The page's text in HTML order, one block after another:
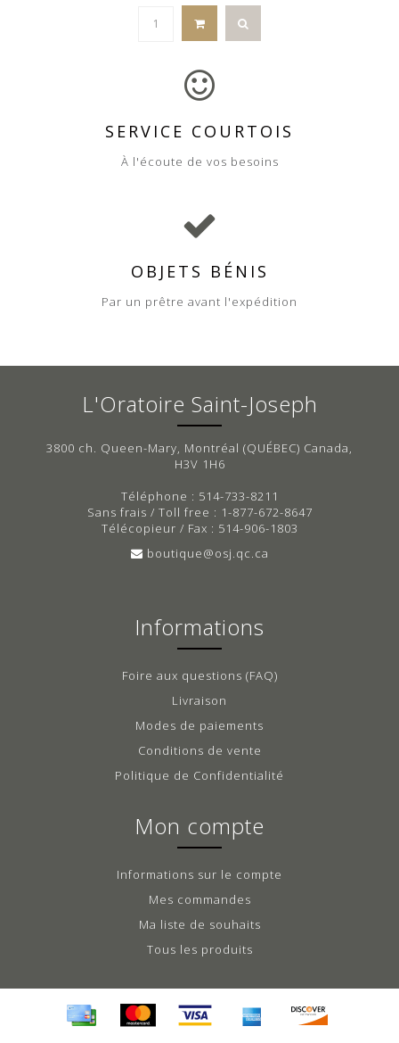
SERVICE COURTOIS
À l'écoute de vos besoins
OBJETS BÉNIS
Par un prêtre avant l'expédition
L'Oratoire Saint-Joseph
3800 ch. Queen-Mary, Montréal (QUÉBEC) Canada,
H3V 1H6
Téléphone : 514-733-8211
Sans frais / Toll free : 1-877-672-8647
Télécopieur / Fax : 514-906-1803
boutique@osj.qc.ca
Informations
Foire aux questions (FAQ)
Livraison
Modes de paiements
Conditions de vente
Politique de Confidentialité
Mon compte
Informations sur le compte
Mes commandes
Ma liste de souhaits
Tous les produits